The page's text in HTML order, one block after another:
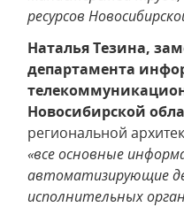
ресурсов
Наталья Тезина,
департамента
Новосибирской
региональной
«все основные
автоматизирующие
исполнительных